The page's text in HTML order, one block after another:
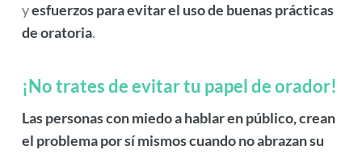
yesfuerzos para evitar el uso de buenas prácticas
de oratoria.
¡No trates de evitar tu papel de orador!
Las personas con miedo a hablar en público, crean
el problema por sí mismos cuando no abrazan su